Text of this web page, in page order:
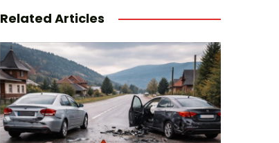
Related Articles